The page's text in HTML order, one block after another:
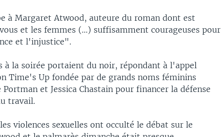
à Margaret Atwood, auteure du roman dont est
et les femmes (...) suffisamment courageuses pour
et l'injustice".
à la soirée portaient du noir, répondant à l'appel
Time's Up fondée par de grands noms féminins
et Jessica Chastain pour financer la défense
travail.
violences sexuelles ont occulté le débat sur le